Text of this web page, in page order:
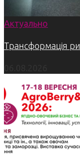
Актуально
Трансформація